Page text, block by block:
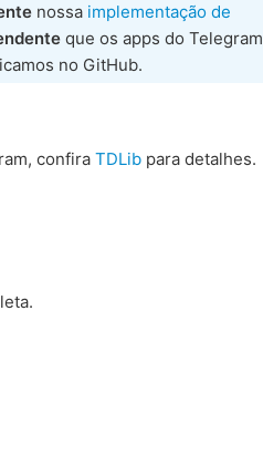
nossa implementação de
que os apps do Telegram
no GitHub.
confira TDLib para detalhes.